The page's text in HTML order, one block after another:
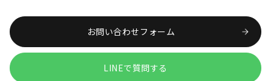
お問い合わせフォーム
LINEで質問する